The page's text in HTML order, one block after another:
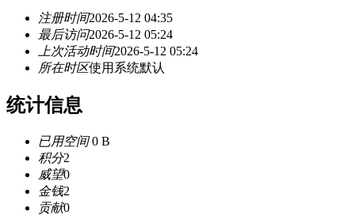
注册时间2026-5-12 04:35
最后访问2026-5-12 05:24
上次活动时间2026-5-12 05:24
所在时区使用系统默认
统计信息
已用空间0 B
积分2
威望0
金钱2
贡献0